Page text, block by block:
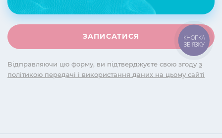
Відправляючи цю форму, ви підтверджуєте свою згоду з
політикою передачі і використання даних на цьому сайті
КНОПКА
ЗВ'ЯЗКУ